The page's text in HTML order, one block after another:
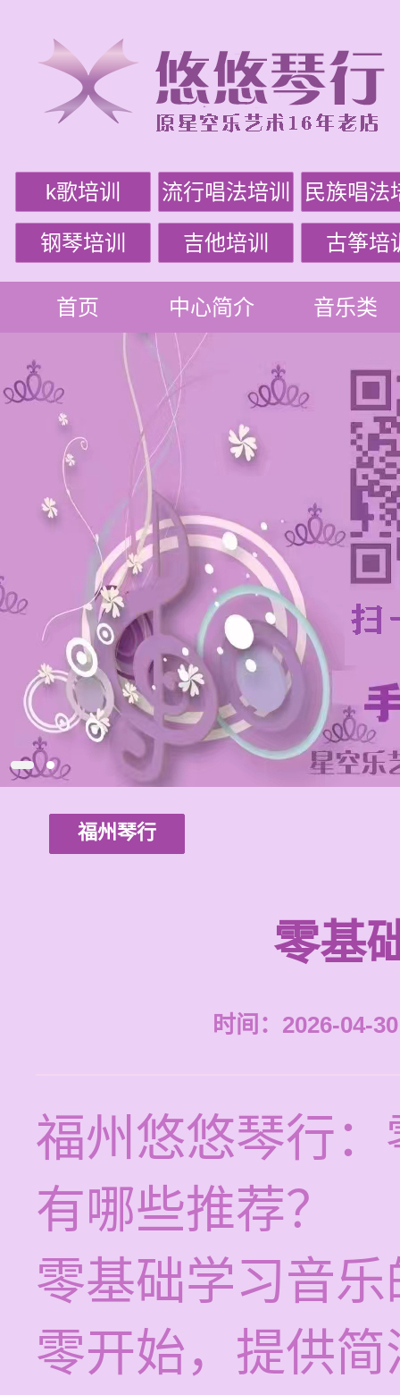
k歌培训 流行唱法培训 民族唱法
钢琴培训 吉他培训 古筝培
首页 中心简介 音乐类
福州琴行
零基
时间：2026-04-
福州悠悠琴行
有哪些推荐？
零基础学习音
零开始，提供